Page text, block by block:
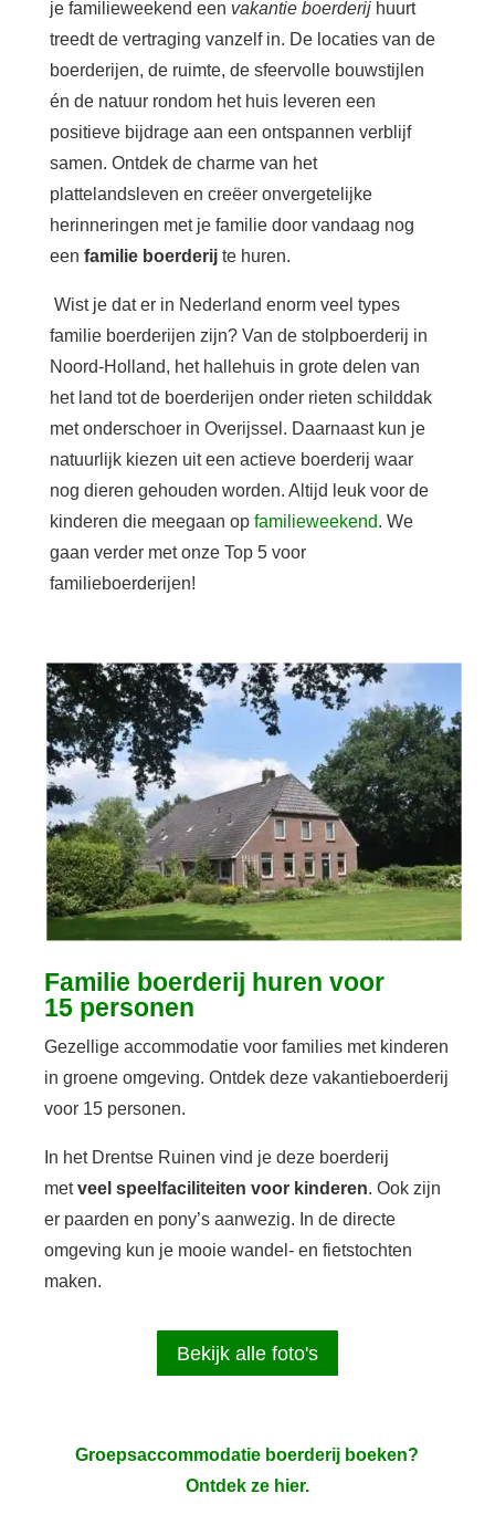
je familieweekend een vakantie boerderijhuurt
treedt de vertraging vanzelf in. De locaties van de
boerderijen, de ruimte, de sfeervolle bouwstijlen
én de natuur rondom het huis leveren een
positieve bijdrage aan een ontspannen verblijf
samen. Ontdek de charme van het
plattelandsleven en creëer onvergetelijke
herinneringen met je familie door vandaag nog
een familie boerderijte huren.
Wist je dat er in Nederland enorm veel types
familie boerderijen zijn? Van de stolpboerderij in
Noord-Holland, het hallehuis in grote delen van
het land tot de boerderijen onder rieten schilddak
met onderschoer in Overijssel. Daarnaast kun je
natuurlijk kiezen uit een actieve boerderij waar
nog dieren gehouden worden. Altijd leuk voor de
kinderen die meegaan op familieweekend. We
gaan verder met onze Top 5 voor
familieboerderijen!
Familie boerderij huren voor
15 personen
Gezellige accommodatie voor families met kinderen
in groene omgeving. Ontdek deze vakantieboerderij
voor 15 personen.
In het Drentse Ruinen vind je deze boerderij
metveel speelfaciliteiten voor kinderen. Ook zijn
er paarden en pony’s aanwezig. In de directe
omgeving kun je mooie wandel- en fietstochten
maken.
Bekijk alle foto's
Groepsaccommodatie boerderij boeken?
Ontdek ze hier.